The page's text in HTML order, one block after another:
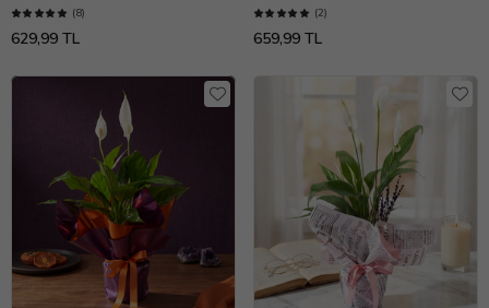
(8)
629,99 TL
(2)
659,99 TL